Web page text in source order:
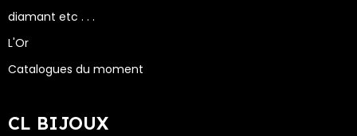
diamant etc . . .
L'Or
Catalogues du moment
CL BIJOUX